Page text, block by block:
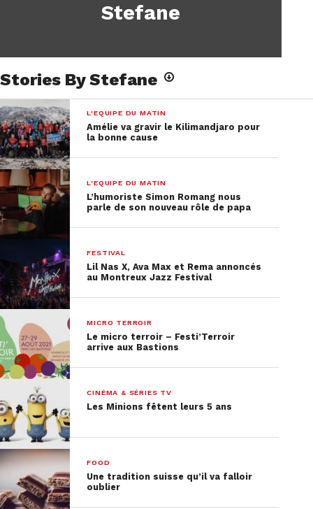
Stefane
Stories By Stefane
L'EQUIPE DU MATIN
Amélie va gravir le Kilimandjaro pour
la bonne cause
L'EQUIPE DU MATIN
L’humoriste Simon Romang nous
parle de son nouveau rôle de papa
FESTIVAL
Lil Nas X, Ava Max et Rema annoncés
au Montreux Jazz Festival
MICRO TERROIR
Le micro terroir – Festi’Terroir
arrive aux Bastions
CINÉMA & SÉRIES TV
Les Minions fêtent leurs 5 ans
FOOD
Une tradition suisse qu’il va falloir
oublier